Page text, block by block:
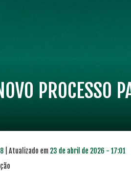
PROCESSO
| Atualizado em 23 de abril de 2026 - 17:01